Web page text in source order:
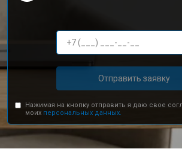
Отправить заявку
Нажимая на кнопку отправить я даю свое
моих персональных данных.